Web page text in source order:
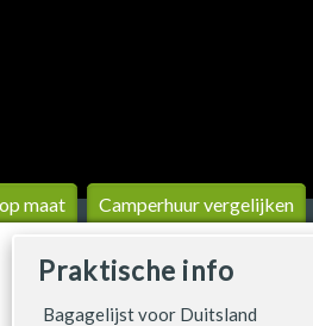
maat Camperhuur vergelijken
Praktische info
Bagagelijst voor Duitsland